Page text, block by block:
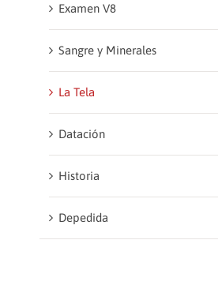
Examen V8
Sangre y Minerales
La Tela
Datación
Historia
Depedida